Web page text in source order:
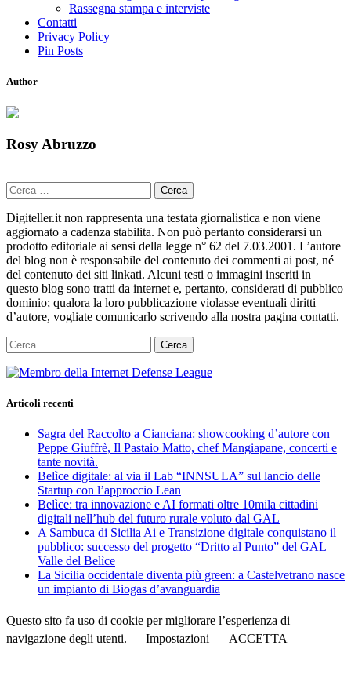
Rassegna stampa e interviste
Contatti
Privacy Policy
Pin Posts
Author
Rosy Abruzzo
Ricerca
per:
Digiteller.it non rappresenta una testata giornalistica e non viene
aggiornato a cadenza stabilita. Non può pertanto considerarsi un
prodotto editoriale ai sensi della legge n° 62 del 7.03.2001. L’autore
del blog non è responsabile del contenuto dei commenti ai post, né
del contenuto dei siti linkati. Alcuni testi o immagini inseriti in
questo blog sono tratti da internet e, pertanto, considerati di pubblico
dominio; qualora la loro pubblicazione violasse eventuali diritti
d’autore, vogliate comunicarlo scrivendo alla nostra pagina contatti.
Ricerca
per:
Articoli recenti
Sagra del Raccolto a Cianciana: showcooking d’autore con
Peppe Giuffrè, Il Pastaio Matto, chef Mangiapane, concerti e
tante novità.
Belìce digitale: al via il Lab “INNSULA” sul lancio delle
Startup con l’approccio Lean
Belìce: tra innovazione e AI formati oltre 10mila cittadini
digitali nell’hub del futuro rurale voluto dal GAL
A Sambuca di Sicilia Ai e Transizione digitale conquistano il
pubblico: successo del progetto “Dritto al Punto” del GAL
Valle del Belìce
La Sicilia occidentale diventa più green: a Castelvetrano nasce
un impianto di Biogas d’avanguardia
Questo sito fa uso di cookie per migliorare l’esperienza di
navigazione degli utenti.
Impostazioni ACCETTA